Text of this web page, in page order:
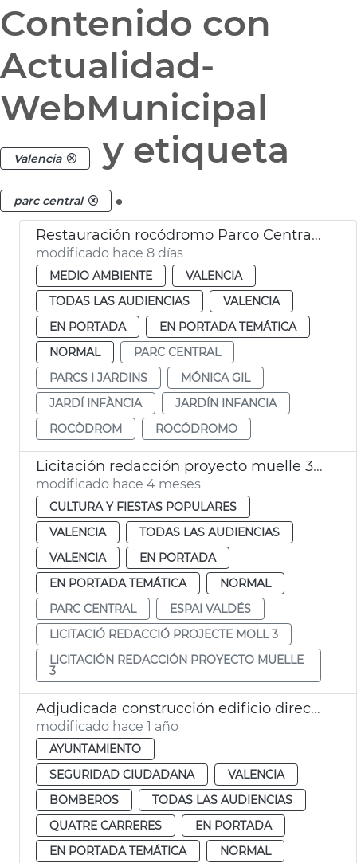
Contenido con
Actualidad-
WebMunicipal
Valencia y etiqueta
parc central .
Restauración rocódromo Parco Central València
modificado hace 8 días
MEDIO AMBIENTE
VALENCIA
TODAS LAS AUDIENCIAS
VALENCIA
EN PORTADA
EN PORTADA TEMÁTICA
NORMAL
PARC CENTRAL
PARCS I JARDINS
MÓNICA GIL
JARDÍ INFÀNCIA
JARDÍN INFANCIA
ROCÒDROM
ROCÓDROMO
Licitación redacción proyecto muelle 3 Parc Central València. Espaci Valdés
modificado hace 4 meses
CULTURA Y FIESTAS POPULARES
VALENCIA
TODAS LAS AUDIENCIAS
VALENCIA
EN PORTADA
EN PORTADA TEMÁTICA
NORMAL
PARC CENTRAL
ESPAI VALDÉS
LICITACIÓ REDACCIÓ PROJECTE MOLL 3
LICITACIÓN REDACCIÓN PROYECTO MUELLE
3
Adjudicada construcción edificio dirección bomberos València
modificado hace 1 año
AYUNTAMIENTO
SEGURIDAD CIUDADANA
VALENCIA
BOMBEROS
TODAS LAS AUDIENCIAS
QUATRE CARRERES
EN PORTADA
EN PORTADA TEMÁTICA
NORMAL